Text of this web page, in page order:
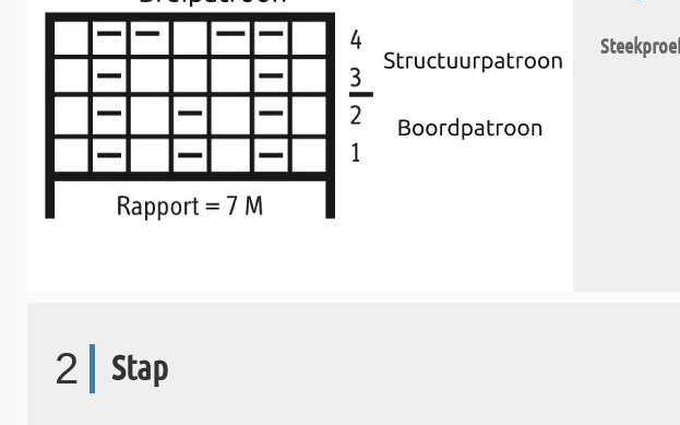
2 Stap